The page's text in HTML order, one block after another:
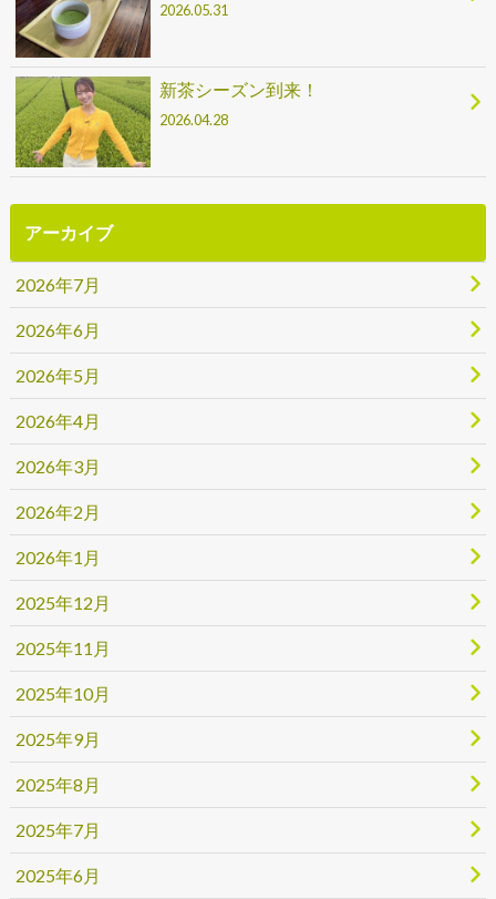
2026.05.31
新茶シーズン到来！
2026.04.28
アーカイブ
2026年7月
2026年6月
2026年5月
2026年4月
2026年3月
2026年2月
2026年1月
2025年12月
2025年11月
2025年10月
2025年9月
2025年8月
2025年7月
2025年6月